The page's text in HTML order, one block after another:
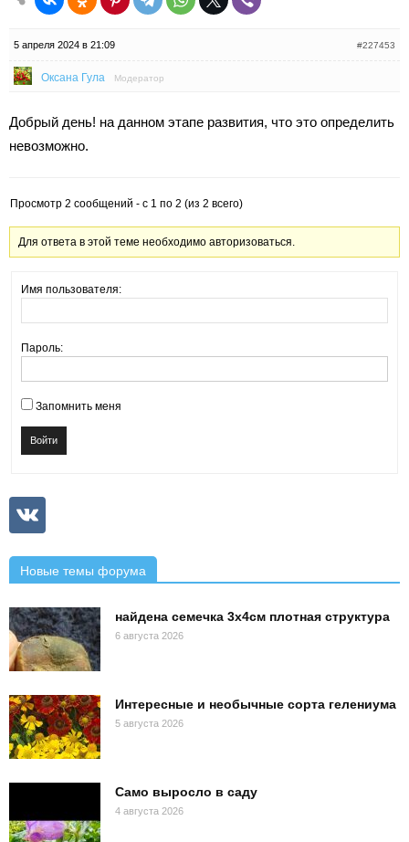
5 апреля 2024 в 21:09 #227453
Оксана Гула Модератор
Добрый день! на данном этапе развития, что это определить
невозможно.
Просмотр 2 сообщений - с 1 по 2 (из 2 всего)
Для ответа в этой теме необходимо авторизоваться.
Имя пользователя:
Пароль:
Запомнить меня
Войти
Новые темы форума
найдена семечка 3х4см плотная структура
6 августа 2026
Интересные и необычные сорта гелениума
5 августа 2026
Само выросло в саду
4 августа 2026